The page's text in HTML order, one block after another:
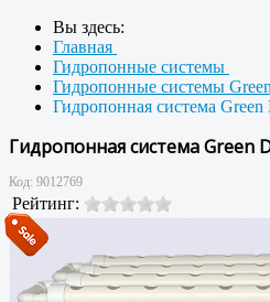
Вы здесь:
Главная
Гидропонные системы
Гидропонные системы
Гидропонная система
Гидропонная система Green
Код: 9012769
Рейтинг: